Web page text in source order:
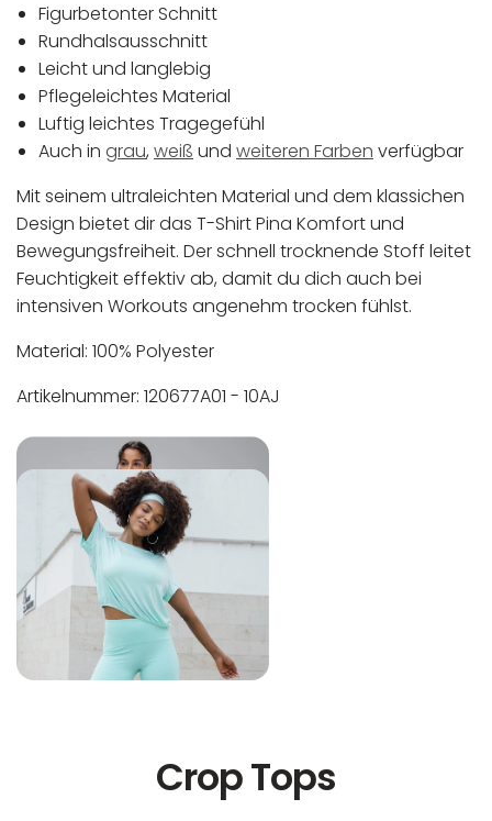
Figurbetonter Schnitt
Rundhalsausschnitt
Leicht und langlebig
Pflegeleichtes Material
Luftig leichtes Tragegefühl
Auch in grau, weiß und weiteren Farben verfügbar
Mit seinem ultraleichten Material und dem klassichen
Design bietet dir das T-Shirt Pina Komfort und
Bewegungsfreiheit. Der schnell trocknende Stoff leitet
Feuchtigkeit effektiv ab, damit du dich auch bei
intensiven Workouts angenehm trocken fühlst.
Material: 100% Polyester
Artikelnummer: 120677A01 - 10AJ
Maschinenwäsche bis 30°C
Nicht bleichen
Nicht bügeln
Nicht trocknergeeignet
In der EU niedergelassener verantwortlicher
Wirtschaftsakteur:
Crop Tops